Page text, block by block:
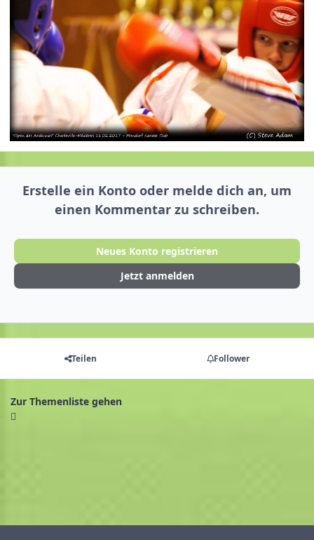
Erstelle ein Konto oder melde dich an, um
einen Kommentar zu schreiben.
Neues Konto registrieren
Jetzt anmelden
Teilen Follower
Zur Themenliste gehen